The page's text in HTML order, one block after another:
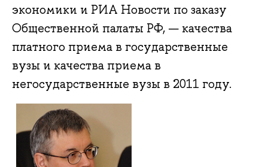
экономики и РИА Новости по заказу
Общественной палаты РФ, — качества
платного приема в государственные
вузы и качества приема в
негосударственные вузы в 2011 году.